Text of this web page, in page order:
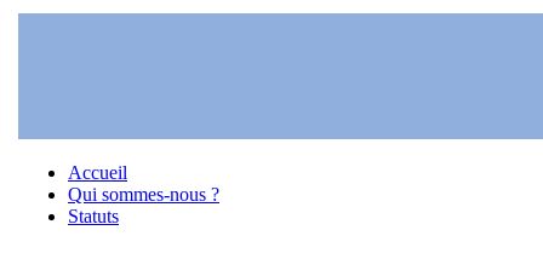
Accueil
Qui sommes-nous ?
Statuts